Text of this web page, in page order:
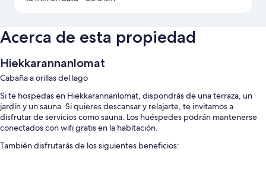
Acerca de esta propiedad
Hiekkarannanlomat
Cabaña a orillas del lago
Si te hospedas en Hiekkarannanlomat, dispondrás de una terraza, un
jardín y un sauna. Si quieres descansar y relajarte, te invitamos a
disfrutar de servicios como sauna. Los huéspedes podrán mantenerse
conectados con wifi gratis en la habitación.
También disfrutarás de los siguientes beneficios: